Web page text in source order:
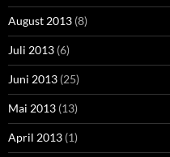
August 2013 (8)
Juli 2013 (6)
Juni 2013 (25)
Mai 2013 (13)
April 2013 (1)